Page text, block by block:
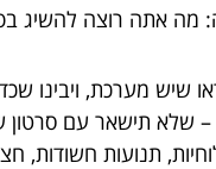
מה אתה רוצה להשיג
שיש מערכת, ויבינו
– שלא תישאר עם סרטון
תנועות חשודות,